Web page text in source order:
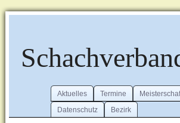
Aktuelles Termine
Datenschutz
Bezirk